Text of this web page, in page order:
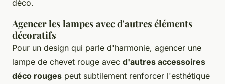
déco.
Agencer les lampes avec d'autres éléments
décoratifs
Pour un design qui parle d'harmonie, agencer une
lampe de chevet rouge avec d'autres accessoires
déco rouges peut subtilement renforcer l'esthétique